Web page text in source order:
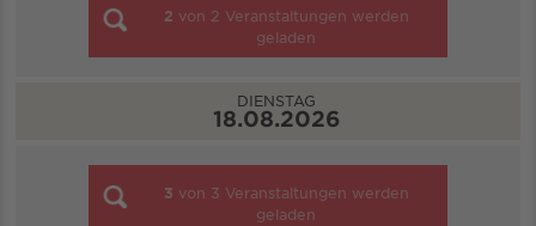
2 von 2 Veranstaltungen werden
geladen
DIENSTAG
18.08.2026
3 von 3 Veranstaltungen werden
geladen